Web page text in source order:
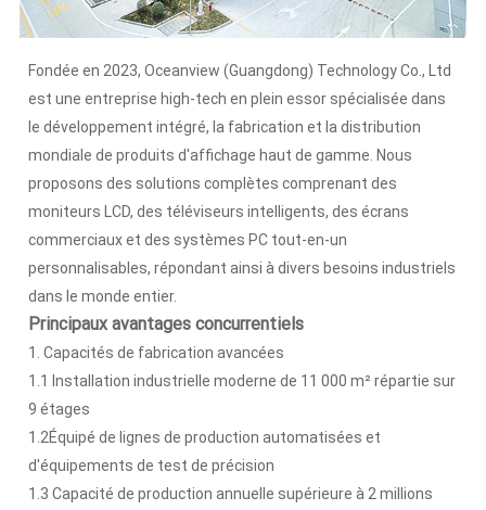
Fondée en 2023, Oceanview (Guangdong) Technology Co., Ltd
est une entreprise high-tech en plein essor spécialisée dans
le développement intégré, la fabrication et la distribution
mondiale de produits d'affichage haut de gamme. Nous
proposons des solutions complètes comprenant des
moniteurs LCD, des téléviseurs intelligents, des écrans
commerciaux et des systèmes PC tout-en-un
personnalisables, répondant ainsi à divers besoins industriels
dans le monde entier.
Principaux avantages concurrentiels
1. Capacités de fabrication avancées
1.1 Installation industrielle moderne de 11 000 m² répartie sur
9 étages
1.2Équipé de lignes de production automatisées et
d'équipements de test de précision
1.3 Capacité de production annuelle supérieure à 2 millions